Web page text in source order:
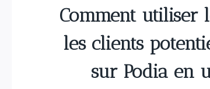
Comment utiliser
les clients
sur Podia en